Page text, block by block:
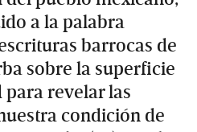
a la palabra
barrocas de
sobre la superficie
revelar las
condición de